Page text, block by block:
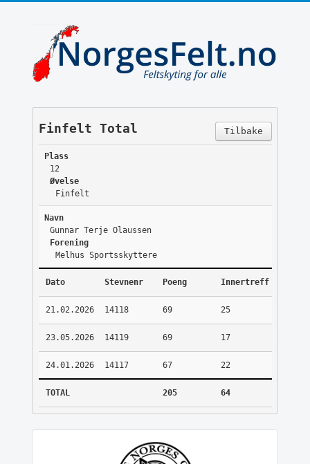
Tilbake
Finfelt Total
Plass
12
Øvelse
Finfelt
Navn
Gunnar Terje Olaussen
Forening
Melhus Sportsskyttere
Dato Stevnenr Poeng Innertreff
21.02.2026 14118 69 25
23.05.2026 14119 69 17
24.01.2026 14117 67 22
TOTAL 205 64